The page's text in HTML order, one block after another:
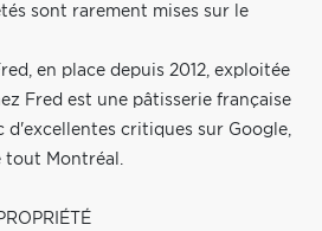
sont rarement mises sur le
en place depuis 2012, exploitée
Fred est une pâtisserie française
d'excellentes critiques sur Google,
tout Montréal.